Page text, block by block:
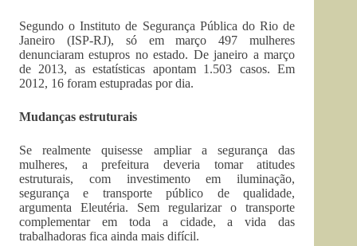
Segundo o Instituto de Segurança Pública do Rio de
Janeiro (ISP-RJ), só em março 497 mulheres
denunciaram estupros no estado. De janeiro a março
de 2013, as estatísticas apontam 1.503 casos. Em
2012, 16 foram estupradas por dia.
Mudanças estruturais
Se realmente quisesse ampliar a segurança das
mulheres, a prefeitura deveria tomar atitudes
estruturais, com investimento em iluminação,
segurança e transporte público de qualidade,
argumenta Eleutéria. Sem regularizar o transporte
complementar em toda a cidade, a vida das
trabalhadoras fica ainda mais difícil.